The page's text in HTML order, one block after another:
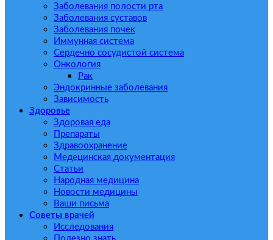
Заболевания полости рта
Заболевания суставов
Заболевания почек
Иммунная система
Сердечно сосудистой система
Онкология
Рак
Эндокринные заболевания
Зависимость
Здоровье
Здоровая еда
Препараты
Здравоохранение
Медецинская документация
Статьи
Народная медицина
Новости медицины
Ваши письма
Советы врачей
Исследования